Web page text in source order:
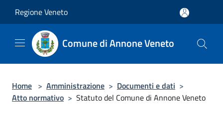
Regione Veneto
Comune di Annone Veneto
Home > Amministrazione > Documenti e dati >
Atto normativo > Statuto del Comune di Annone Veneto